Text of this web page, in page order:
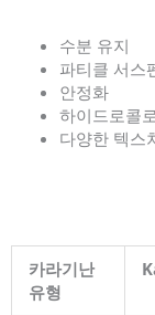
수분 유지
파티클 서스
안정화
하이드로콜
다양한 텍스
카라기난
유형